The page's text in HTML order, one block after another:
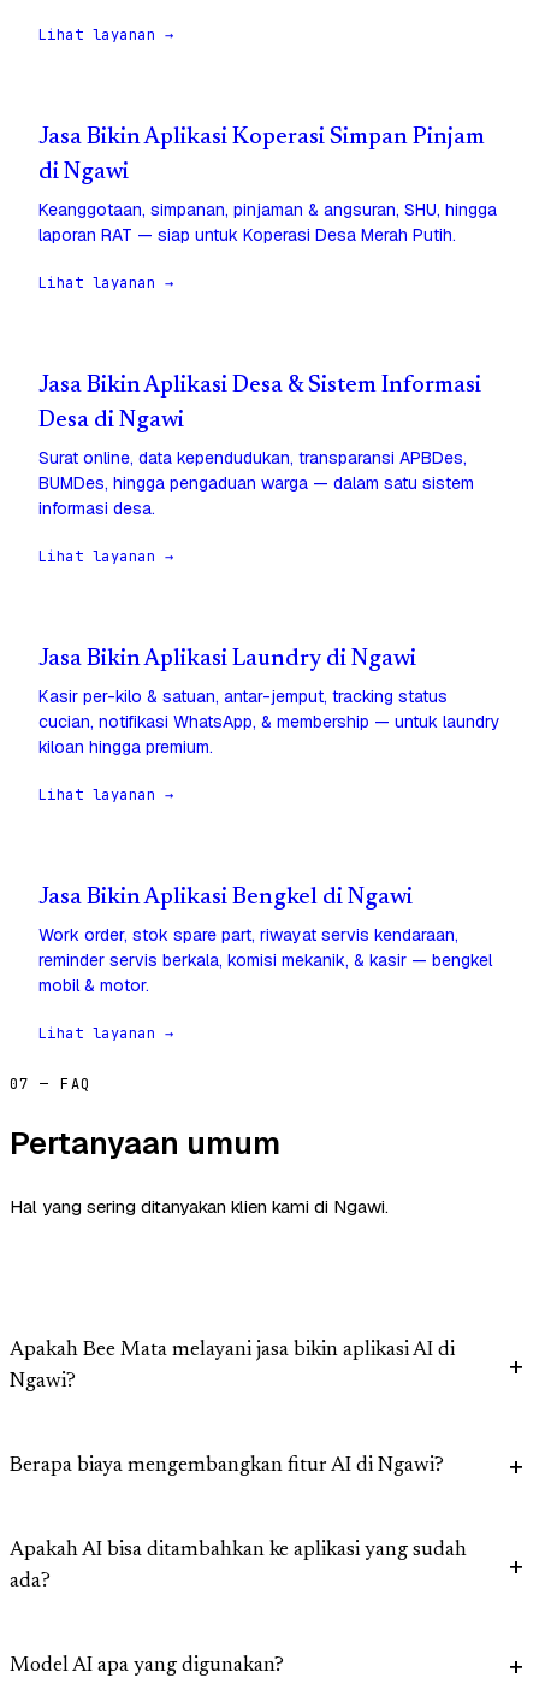
Lihat layanan →
Jasa Bikin Aplikasi Koperasi Simpan Pinjam
di Ngawi
Keanggotaan, simpanan, pinjaman & angsuran, SHU, hingga
laporan RAT — siap untuk Koperasi Desa Merah Putih.
Lihat layanan →
Jasa Bikin Aplikasi Desa & Sistem Informasi
Desa di Ngawi
Surat online, data kependudukan, transparansi APBDes,
BUMDes, hingga pengaduan warga — dalam satu sistem
informasi desa.
Lihat layanan →
Jasa Bikin Aplikasi Laundry di Ngawi
Kasir per-kilo & satuan, antar-jemput, tracking status
cucian, notifikasi WhatsApp, & membership — untuk laundry
kiloan hingga premium.
Lihat layanan →
Jasa Bikin Aplikasi Bengkel di Ngawi
Work order, stok spare part, riwayat servis kendaraan,
reminder servis berkala, komisi mekanik, & kasir — bengkel
mobil & motor.
Lihat layanan →
07 — FAQ
Pertanyaan umum
Hal yang sering ditanyakan klien kami di Ngawi.
Apakah Bee Mata melayani jasa bikin aplikasi AI di
Ngawi?
Berapa biaya mengembangkan fitur AI di Ngawi?
Apakah AI bisa ditambahkan ke aplikasi yang sudah
ada?
Model AI apa yang digunakan?